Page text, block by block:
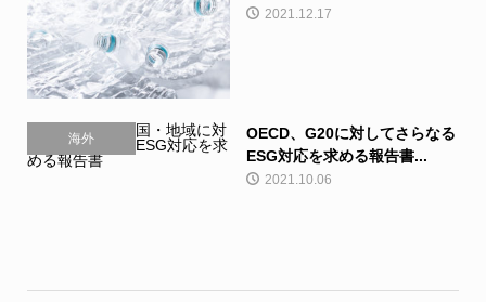
2021.12.17
海外
OECD、G20に対してさらなる
ESG対応を求める報告書...
2021.10.06